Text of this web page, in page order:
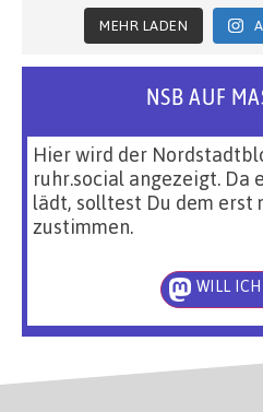
MEHR LADEN
NSB AUF
Hier wird der
ruhr.social angezeigt. Da
lädt, solltest Du dem erst
zustimmen.
WILL